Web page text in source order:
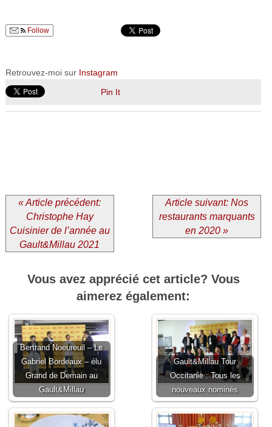
Follow
Retrouvez-moi sur Instagram
Pin It
« Article précédent:
Christophe Hay
Cuisinier de l’année au
Gault&Millau 2021
Article suivant: Nos
restaurants marquants
en 2020 »
Vous avez apprécié cet article? Vous
aimerez également:
Bertrand Noeureuil – Le
Gabriel Bordeaux – élu
Grand de Demain au
Gault&Millau
Gault&Millau Tour
Occitanie : Tous les
nouveaux nominés